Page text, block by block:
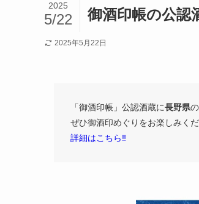
御酒印帳の公認
2025
5/22
2025年5月22日
「御酒印帳」公認酒蔵に長野県の
ぜひ御酒印めぐりをお楽しみくだ
詳細はこちら‼️